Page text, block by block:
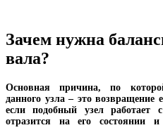
Зачем нужна
вала?
Основная причина, по
данного узла – это
если подобный узел работает
отразится на его состоянии